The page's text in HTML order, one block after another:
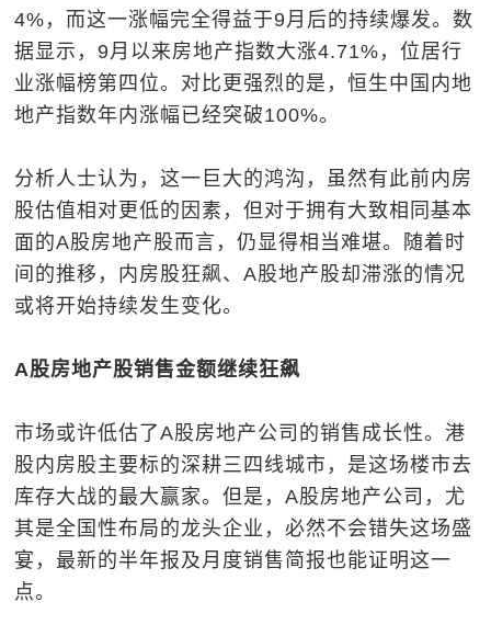
4%，而这一涨幅完全得益于9月后的持续爆发。数
据显示，9月以来房地产指数大涨4.71%，位居行
业涨幅榜第四位。对比更强烈的是，恒生中国内地
地产指数年内涨幅已经突破100%。
分析人士认为，这一巨大的鸿沟，虽然有此前内房
股估值相对更低的因素，但对于拥有大致相同基本
面的A股房地产股而言，仍显得相当难堪。随着时
间的推移，内房股狂飙、A股地产股却滞涨的情况
或将开始持续发生变化。
A股房地产股销售金额继续狂飙
市场或许低估了A股房地产公司的销售成长性。港
股内房股主要标的深耕三四线城市，是这场楼市去
库存大战的最大赢家。但是，A股房地产公司，尤
其是全国性布局的龙头企业，必然不会错失这场盛
宴，最新的半年报及月度销售简报也能证明这一
点。